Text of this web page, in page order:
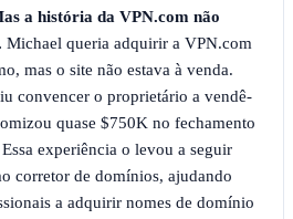
a história da VPN.com não
Michael queria adquirir a VPN.com
mas o site não estava à venda.
convencer o proprietário a vendê-
quase $750K no fechamento
experiência o levou a seguir
corretor de domínios, ajudando
a adquirir nomes de domínio